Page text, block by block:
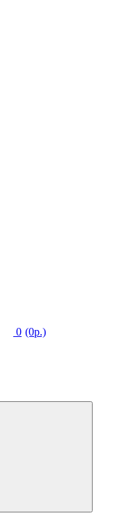
0 (0р.)